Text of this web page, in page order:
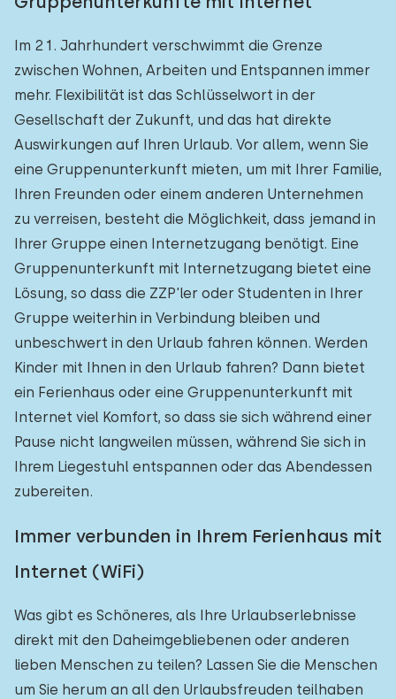
Im 21. Jahrhundert verschwimmt die Grenze
zwischen Wohnen, Arbeiten und Entspannen immer
mehr. Flexibilität ist das Schlüsselwort in der
Gesellschaft der Zukunft, und das hat direkte
Auswirkungen auf Ihren Urlaub. Vor allem, wenn Sie
eine Gruppenunterkunft mieten, um mit Ihrer Familie,
Ihren Freunden oder einem anderen Unternehmen
zu verreisen, besteht die Möglichkeit, dass jemand in
Ihrer Gruppe einen Internetzugang benötigt. Eine
Gruppenunterkunft mit Internetzugang bietet eine
Lösung, so dass die ZZP'ler oder Studenten in Ihrer
Gruppe weiterhin in Verbindung bleiben und
unbeschwert in den Urlaub fahren können. Werden
Kinder mit Ihnen in den Urlaub fahren? Dann bietet
ein Ferienhaus oder eine Gruppenunterkunft mit
Internet viel Komfort, so dass sie sich während einer
Pause nicht langweilen müssen, während Sie sich in
Ihrem Liegestuhl entspannen oder das Abendessen
zubereiten.
Immer verbunden in Ihrem Ferienhaus mit
Internet (WiFi)
Was gibt es Schöneres, als Ihre Urlaubserlebnisse
direkt mit den Daheimgebliebenen oder anderen
lieben Menschen zu teilen? Lassen Sie die Menschen
um Sie herum an all den Urlaubsfreuden teilhaben